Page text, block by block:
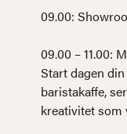
09.00:
09.00 – 11.00:
Start dagen
baristakaffe,
kreativitet som